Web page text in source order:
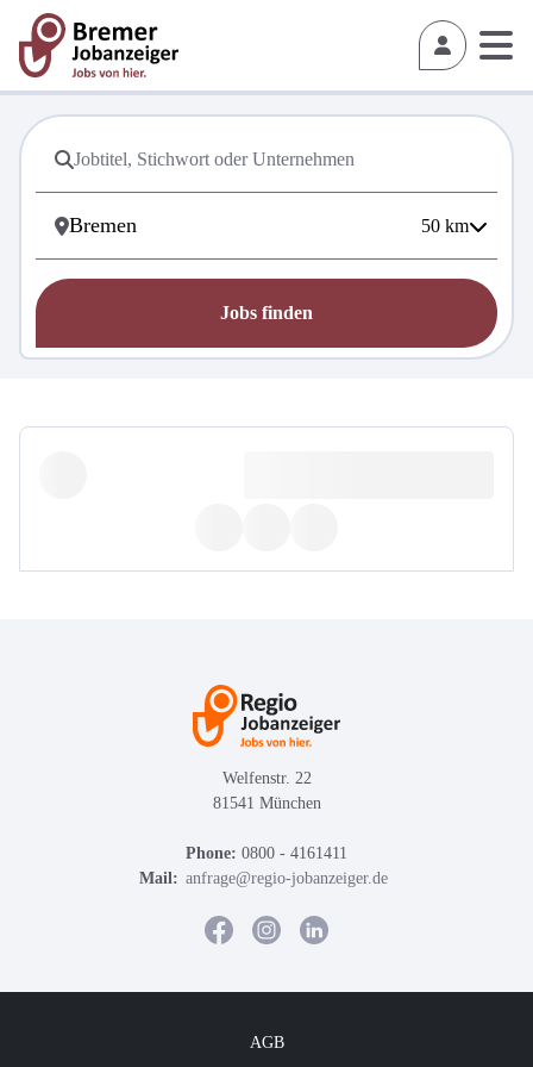
50 km
Jobs finden
Welfenstr. 22
81541 München
Phone: 0800 - 4161411
Mail: anfrage@regio-jobanzeiger.de
AGB